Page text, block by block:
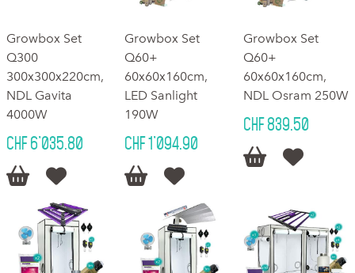
Growbox Set
Q300
300x300x220cm,
NDL Gavita
4000W
CHF 6'035.80
 
Growbox Set
Q60+
60x60x160cm,
LED Sanlight
190W
CHF 1'094.90
 
Growbox Set
Q60+
60x60x160cm,
NDL Osram 250W
CHF 839.50
 